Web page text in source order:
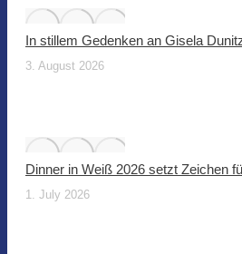
In stillem Gedenken an Gisela
3. August 2026
Dinner in Weiß 2026 setzt Zeichen
1. July 2026